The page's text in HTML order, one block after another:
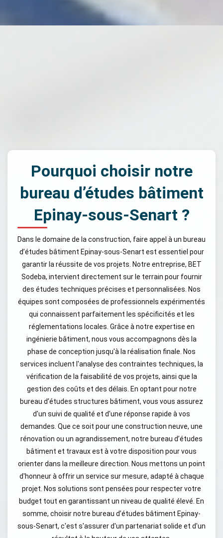
Pourquoi choisir notre
bureau d’études bâtiment
Epinay-sous-Senart ?
Dans le domaine de la construction, faire appel à un bureau
d’études bâtiment Epinay-sous-Senart est essentiel pour
garantir la réussite de vos projets. Notre entreprise, BET
Sodeba, intervient directement sur le terrain pour fournir
des études techniques précises et personnalisées. Nos
équipes sont composées de professionnels expérimentés
qui connaissent parfaitement les spécificités et les
réglementations locales. Grâce à notre expertise en
ingénierie bâtiment, nous vous accompagnons dès la
phase de conception jusqu'à la réalisation finale. Nos
services incluent l'analyse des contraintes techniques, la
vérification de la faisabilité de vos projets, ainsi que la
gestion des coûts et des délais. En optant pour notre
bureau d’études structures bâtiment, vous vous assurez
d'un suivi de qualité et d'une réponse rapide à vos
demandes. Que ce soit pour une construction neuve, une
rénovation ou un agrandissement, notre bureau d’études
bâtiment et travaux est à votre disposition pour vous
orienter dans la meilleure direction. Nous mettons un point
d'honneur à offrir un service sur mesure, adapté à chaque
projet. Nos solutions sont pensées pour respecter votre
budget tout en garantissant un niveau de qualité élevé. En
somme, choisir notre bureau d’études bâtiment Epinay-
sous-Senart, c'est s'assurer d'un partenariat solide et d'un